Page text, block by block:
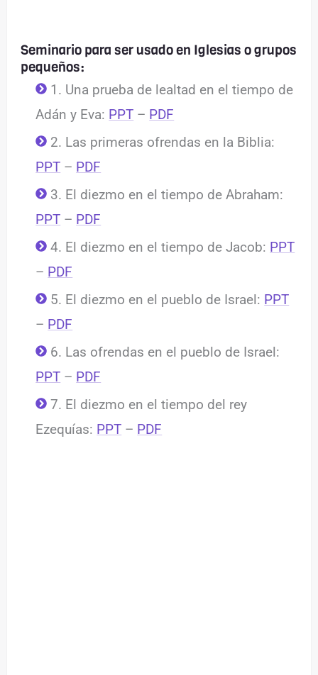
Seminario para ser usado en Iglesias o grupos
pequeños:
1. Una prueba de lealtad en el tiempo de
Adán y Eva: PPT – PDF
2. Las primeras ofrendas en la Biblia:
PPT – PDF
3. El diezmo en el tiempo de Abraham:
PPT – PDF
4. El diezmo en el tiempo de Jacob: PPT
– PDF
5. El diezmo en el pueblo de Israel: PPT
– PDF
6. Las ofrendas en el pueblo de Israel:
PPT – PDF
7. El diezmo en el tiempo del rey
Ezequías: PPT – PDF